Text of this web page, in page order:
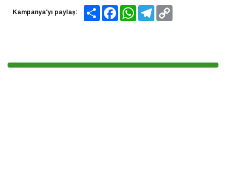
Kampanya'yı paylaş: Share FacebookWhatsAppTelegram